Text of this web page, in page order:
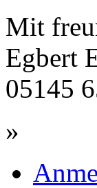
Mit
Egbert
05145
»